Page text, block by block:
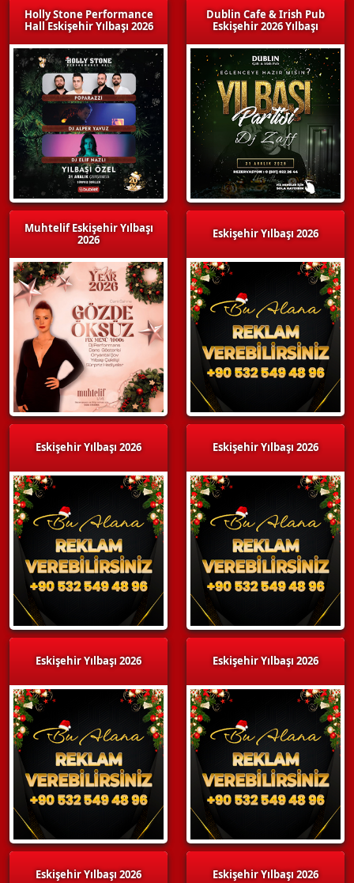
Holly Stone Performance
Hall Eskişehir Yılbaşı 2026
Muhtelif Eskişehir Yılbaşı
2026
Eskişehir Yılbaşı 2026
Eskişehir Yılbaşı 2026
Eskişehir Yılbaşı 2026
Dublin Cafe & Irish Pub
Eskişehir 2026 Yılbaşı
Eskişehir Yılbaşı 2026
Eskişehir Yılbaşı 2026
Eskişehir Yılbaşı 2026
Eskişehir Yılbaşı 2026